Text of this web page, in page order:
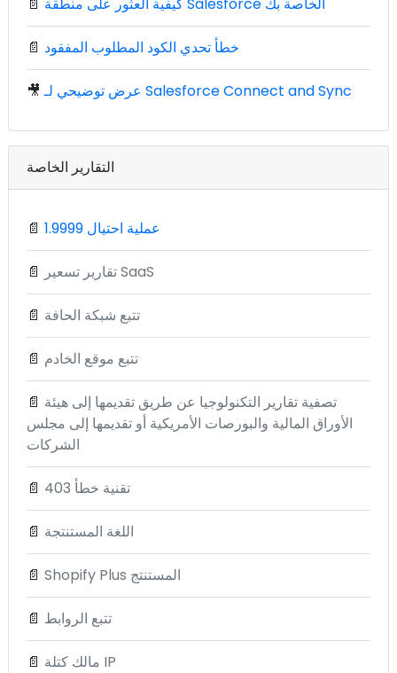
📄 خطأ تحدي الكود المطلوب المفقود
🎥 عرض توضيحي لـ Salesforce Connect and Sync
التقارير الخاصة
📄 1.9999 عملية احتيال
📄 تقارير تسعير SaaS
📄 تتبع شبكة الحافة
📄 تتبع موقع الخادم
📄 تصفية تقارير التكنولوجيا عن طريق تقديمها إلى هيئة
الأوراق المالية والبورصات الأمريكية أو تقديمها إلى مجلس
الشركات
📄 تقنية خطأ 403
📄 اللغة المستنتجة
📄 Shopify Plus المستنتج
📄 تتبع الروابط
📄 مالك كتلة IP